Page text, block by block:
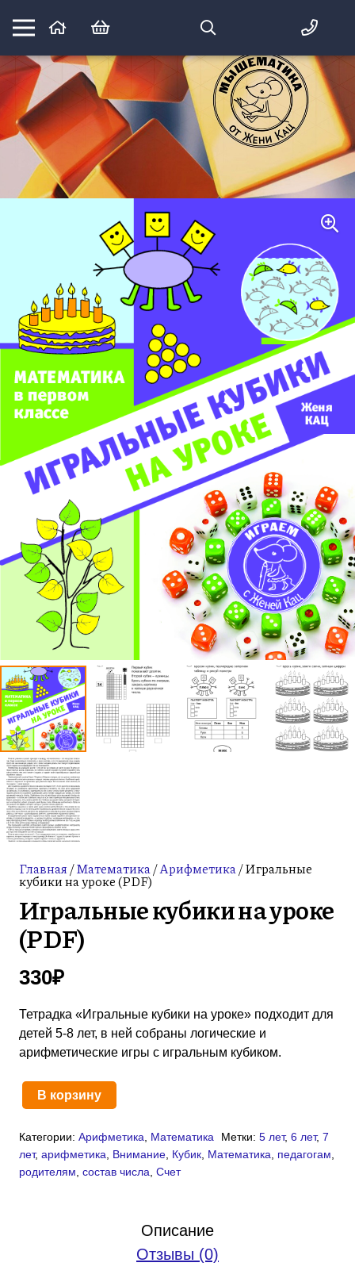
Математика вприпрыжку:
идеи и игры для детей и их родителей
Главная/Математика/Арифметика/ Игральные
кубики на уроке (PDF)
Игральные кубики на уроке
(PDF)
330₽
Тетрадка «Игральные кубики на уроке» подходит для
детей 5-8 лет, в ней собраны логические и
арифметические игры с игральным кубиком.
Количество
Игральные
кубики
на
В корзину
Категории: Арифметика Математика Метки: 5 лет, 6 лет, 7
лет, арифметика Внимание Кубик Математика педагогам
родителям состав числа Счет
Описание
Отзывы (0)